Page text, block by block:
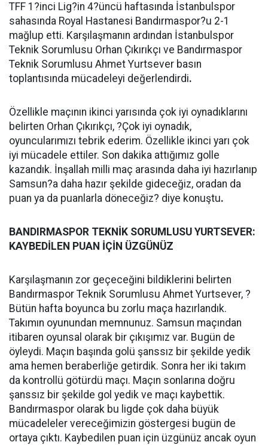
TFF 1?inci Lig?in 4?üncü haftasında İstanbulspor
sahasında Royal Hastanesi Bandırmaspor?u 2-1
mağlup etti. Karşılaşmanın ardından İstanbulspor
Teknik Sorumlusu Orhan Çıkırıkçı ve Bandırmaspor
Teknik Sorumlusu Ahmet Yurtsever basın
toplantısında mücadeleyi değerlendirdi.
Özellikle maçının ikinci yarısında çok iyi oynadıklarını
belirten Orhan Çıkırıkçı, ?Çok iyi oynadık,
oyuncularımızı tebrik ederim. Özellikle ikinci yarı çok
iyi mücadele ettiler. Son dakika attığımız golle
kazandık. İnşallah milli maç arasında daha iyi hazırlanıp
Samsun?a daha hazır şekilde gideceğiz, oradan da
puan ya da puanlarla döneceğiz? diye konuştu.
BANDIRMASPOR TEKNİK SORUMLUSU YURTSEVER:
KAYBEDİLEN PUAN İÇİN ÜZGÜNÜZ
Karşılaşmanın zor geçeceğini bildiklerini belirten
Bandırmaspor Teknik Sorumlusu Ahmet Yurtsever, ?
Bütün hafta boyunca bu zorlu maça hazırlandık.
Takımın oyunundan memnunuz. Samsun maçından
itibaren oyunsal olarak bir çıkışımız var. Bugün de
öyleydi. Maçın başında golü şanssız bir şekilde yedik
ama hemen beraberliğe getirdik. Sonra her iki takım
da kontrollü götürdü maçı. Maçın sonlarına doğru
şanssız bir şekilde gol yedik ve maçı kaybettik.
Bandırmaspor olarak bu ligde çok daha büyük
mücadeleler vereceğimizin göstergesi bugün de
ortaya çıktı. Kaybedilen puan için üzgünüz ancak oyun